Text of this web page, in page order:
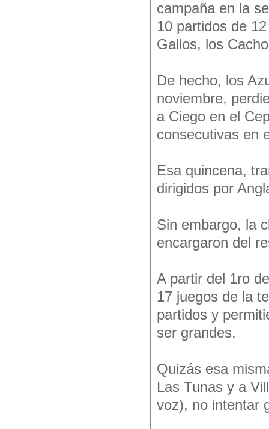
campaña en la
10 partidos de
Gallos, los
De hecho, los
noviembre,
a Ciego en el
consecutivas en
Esa quincena,
dirigidos por
Sin embargo, la
encargaron del
A partir del 1ro
17 juegos de la
partidos y
ser grandes.
Quizás esa
Las Tunas y a
voz), no intentar